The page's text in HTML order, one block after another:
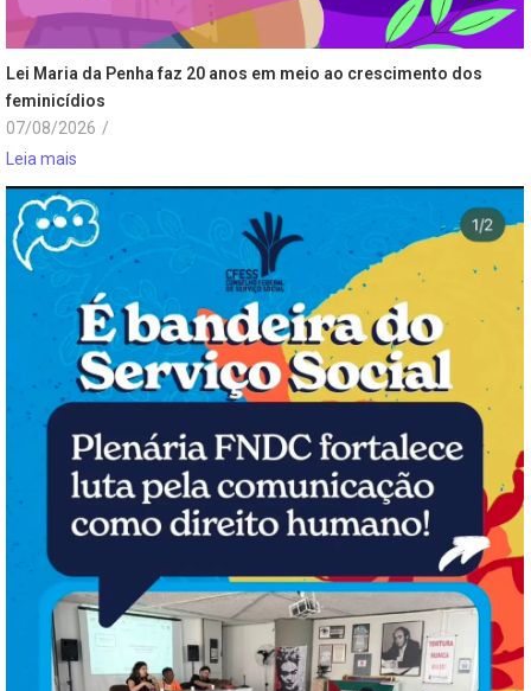
Lei Maria da Penha faz 20 anos em meio ao crescimento dos
feminicídios
07/08/2026 /
Leia mais